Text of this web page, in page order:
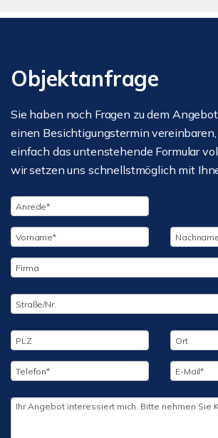
Objektanfrage
Sie haben noch Fragen zu dem
einen Besichtigungstermin
einfach das untenstehende Formular
wir setzen uns schnellstmöglich mit